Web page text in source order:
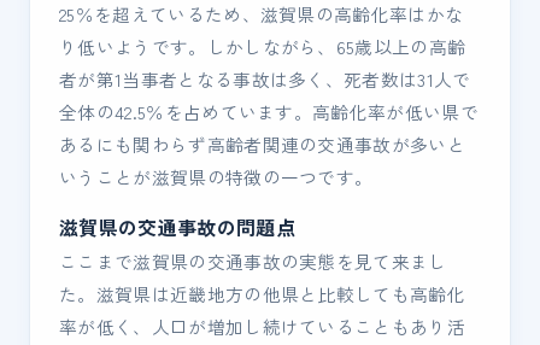
25％を超えているため、滋賀県の高齢化率はかな
り低いようです。しかしながら、65歳以上の高齢
者が第1当事者となる事故は多く、死者数は31人で
全体の42.5％を占めています。高齢化率が低い県で
あるにも関わらず高齢者関連の交通事故が多いと
いうことが滋賀県の特徴の一つです。
滋賀県の交通事故の問題点
ここまで滋賀県の交通事故の実態を見て来まし
た。滋賀県は近畿地方の他県と比較しても高齢化
率が低く、人口が増加し続けていることもあり活